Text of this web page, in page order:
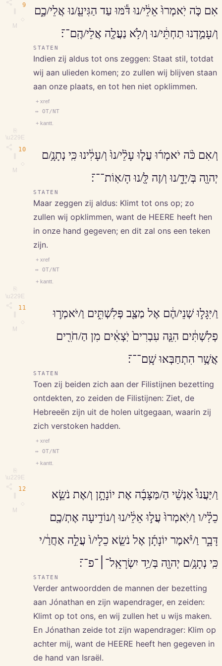
M
9
⎘
\u229E
M
אִם כֹּ֤ה יֹֽאמְרוּ֙ אֵלֵ֔י/נוּ דֹּ֕מּוּ עַד הַגִּיעֵ֖/נוּ אֲלֵי/כֶ֑ם
וְ/עָמַ֣דְנוּ תַחְתֵּ֔י/נוּ וְ/לֹ֥א נַעֲלֶ֖ה אֲלֵי/הֶֽם־־׃
STATEN
Indien zij aldus tot ons zeggen: Staat stil, totdat
wij aan ulieden komen; zo zullen wij blijven staan
aan onze plaats, en tot hen niet opklimmen.
+ xref
↔ OT/NT
+ kantt.
10
⎘
\u229E
M
וְ/אִם כֹּ֨ה יֹאמְר֜וּ עֲל֤וּ עָלֵ֨י/נוּ֙ וְ/עָלִ֔ינוּ כִּֽי נְתָנָ֥/ם
יְהוָ֖ה בְּ/יָדֵ֑/נוּ וְ/זֶה לָּ֖/נוּ הָ/אֽוֹת־־־׃
STATEN
Maar zeggen zij aldus: Klimt tot ons op; zo
zullen wij opklimmen, want de HEERE heeft hen
in onze hand gegeven; en dit zal ons een teken
zijn.
+ xref
↔ OT/NT
+ kantt.
11
⎘
\u229E
M
וַ/יִּגָּל֣וּ שְׁנֵי/הֶ֔ם אֶל מַצַּ֖ב פְּלִשְׁתִּ֑ים וַ/יֹּאמְר֣וּ
פְלִשְׁתִּ֔ים הִנֵּ֤ה עִבְרִים֙ יֹֽצְאִ֔ים מִן הַ/חֹרִ֖ים
אֲשֶׁ֥ר הִתְחַבְּאוּ שָֽׁם־־־׃
STATEN
Toen zij beiden zich aan der Filistijnen bezetting
ontdekten, zo zeiden de Filistijnen: Ziet, de
Hebreeën zijn uit de holen uitgegaan, waarin zij
zich verstoken hadden.
+ xref
↔ OT/NT
+ kantt.
12
וַ/יַּעֲנוּ֩ אַנְשֵׁ֨י הַ/מַּצָּבָ֜ה אֶת יוֹנָתָ֣ן וְ/אֶת נֹשֵׂ֣א
כֵלָ֗י/ו וַ/יֹּֽאמְרוּ֙ עֲל֣וּ אֵלֵ֔י/נוּ וְ/נוֹדִ֥יעָה אֶתְ/כֶ֖ם
דָּבָ֑ר וַ/יֹּ֨אמֶר יוֹנָתָ֜ן אֶל נֹשֵׂ֤א כֵלָי/ו֙ עֲלֵ֣ה אַחֲרַ֔/י
כִּֽי נְתָנָ֥/ם יְהוָ֖ה בְּ/יַ֥ד יִשְׂרָאֵֽל־׀־פ־־׃
STATEN
Verder antwoordden de mannen der bezetting
aan Jónathan en zijn wapendrager, en zeiden:
Klimt op tot ons, en wij zullen het u wijs maken.
En Jónathan zeide tot zijn wapendrager: Klim op
achter mij, want de HEERE heeft hen gegeven in
de hand van Israël.